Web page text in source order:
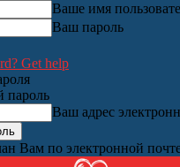
Ваше имя
Ваш пароль
Get help
пароль
Ваш адрес
Вам по электронной